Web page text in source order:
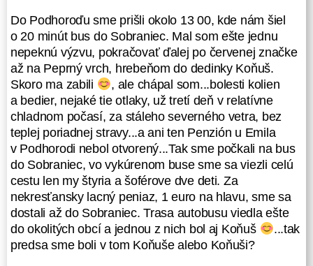
povstania a druhej svetovej vojny).
Neskôr nás cesta priviedla, resp.
troška zviedla na lúčku
s fotopasacou a blízkym posedom.
Pripadalo mi to ako zvieracie javisko
pre poľovníkov v hľadisku. Potom
sme nastúpali na zalesnený vrch
Rozdielňa 785 m n. m., v
zaujímavom hmlistom opare cez
ktoré sa snažilo predrať slniečko.
Cesta bola krásna, mäkučká,
vystlaná lístím, oficiálne neznačená,
ale predsalen značená neznámou
červeno bielou značkou. Tá nás
doviedla k nádhernému skalnatému
Do Podhoroďu sme prišli okolo 13 00, kde nám šiel
o 20 minút bus do Sobraniec. Mal som ešte jednu
nepeknú výzvu, pokračovať ďalej po červenej značke
až na Peprný vrch, hrebeňom do dedinky Koňuš.
Skoro ma zabili
, ale chápal som...bolesti kolien
a bedier, nejaké tie otlaky, už tretí deň v relatívne
chladnom počasí, za stáleho severného vetra, bez
teplej poriadnej stravy...a ani ten Penzión u Emila
v Podhorodi nebol otvorený...Tak sme počkali na bus
do Sobraniec, vo vykúrenom buse sme sa viezli celú
cestu len my štyria a šoférove dve deti. Za
nekresťansky lacný peniaz, 1 euro na hlavu, sme sa
dostali až do Sobraniec. Trasa autobusu viedla ešte
do okolitých obcí a jednou z nich bol aj Koňuš
...tak
predsa sme boli v tom Koňuše alebo Koňuši?